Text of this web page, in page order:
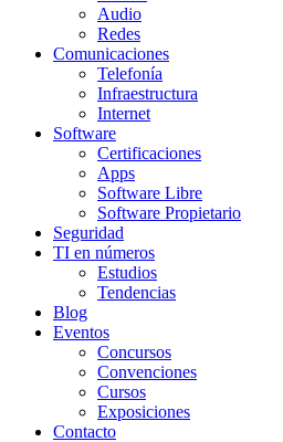
Audio
Redes
Comunicaciones
Telefonía
Infraestructura
Internet
Software
Certificaciones
Apps
Software Libre
Software Propietario
Seguridad
TI en números
Estudios
Tendencias
Blog
Eventos
Concursos
Convenciones
Cursos
Exposiciones
Contacto